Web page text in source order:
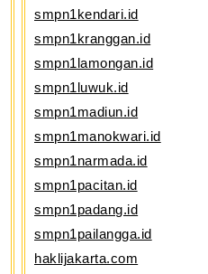
smpn1kendari.id
smpn1kranggan.id
smpn1lamongan.id
smpn1luwuk.id
smpn1madiun.id
smpn1manokwari.id
smpn1narmada.id
smpn1pacitan.id
smpn1padang.id
smpn1pailangga.id
haklijakarta.com